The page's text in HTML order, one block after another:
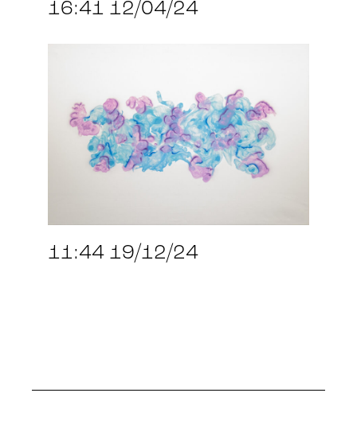
16:41 12/04/24
11:44 19/12/24